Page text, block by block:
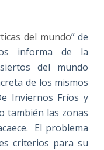
del mundo” de
informa de la
del mundo
de los mismos
Inviernos Fríos y
también las zonas
El problema
criterios para su